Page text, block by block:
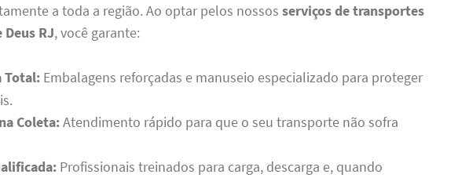
a toda a região. Ao optar pelos nossosserviços de transportes
Deus RJ, você garante:
Total:Embalagens reforçadas e manuseio especializado para proteger
Coleta:Atendimento rápido para que o seu transporte não sofra
Profissionais treinados para carga, descarga e, quando